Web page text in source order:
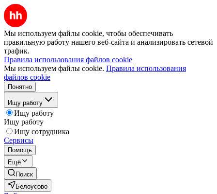
Мы используем файлы cookie, чтобы обеспечивать
правильную работу нашего веб-сайта и анализировать сетевой
трафик.
Правила использования файлов cookie
Мы используем файлы cookie. Правила использования
файлов cookie
Понятно
Ищу работу
Ищу работу
Ищу работу
Ищу сотрудника
Сервисы
Помощь
Ещё
Поиск
Белоусово